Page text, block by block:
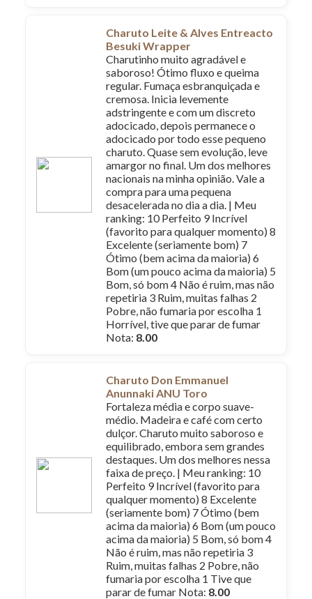
Charuto Leite & Alves Entreacto
Besuki Wrapper
Charutinho muito agradável e
saboroso! Ótimo fluxo e queima
regular. Fumaça esbranquiçada e
cremosa. Inicia levemente
adstringente e com um discreto
adocicado, depois permanece o
adocicado por todo esse pequeno
charuto. Quase sem evolução, leve
amargor no final. Um dos melhores
nacionais na minha opinião. Vale a
compra para uma pequena
desacelerada no dia a dia. | Meu
ranking: 10 Perfeito 9 Incrível
(favorito para qualquer momento) 8
Excelente (seriamente bom) 7
Ótimo (bem acima da maioria) 6
Bom (um pouco acima da maioria) 5
Bom, só bom 4 Não é ruim, mas não
repetiria 3 Ruim, muitas falhas 2
Pobre, não fumaria por escolha 1
Horrível, tive que parar de fumar
Nota: 8.00
Charuto Don Emmanuel
Anunnaki ANU Toro
Fortaleza média e corpo suave-
médio. Madeira e café com certo
dulçor. Charuto muito saboroso e
equilibrado, embora sem grandes
destaques. Um dos melhores nessa
faixa de preço. | Meu ranking: 10
Perfeito 9 Incrível (favorito para
qualquer momento) 8 Excelente
(seriamente bom) 7 Ótimo (bem
acima da maioria) 6 Bom (um pouco
acima da maioria) 5 Bom, só bom 4
Não é ruim, mas não repetiria 3
Ruim, muitas falhas 2 Pobre, não
fumaria por escolha 1 Tive que
parar de fumar Nota: 8.00